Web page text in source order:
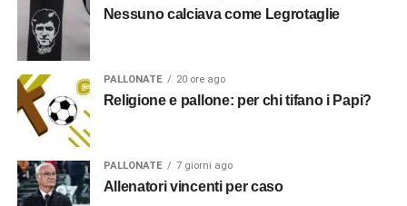
Nessuno calciava come Legrotaglie
PALLONATE 20 ore ago
Religione e pallone: per chi tifano i Papi?
PALLONATE 7 giorni ago
Allenatori vincenti per caso